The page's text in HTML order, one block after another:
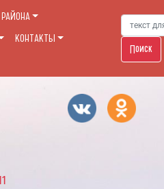
КОНТАКТЫ
Поиск